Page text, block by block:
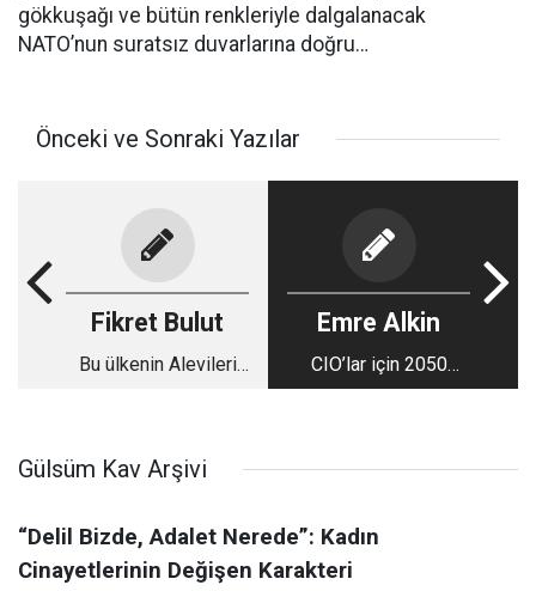
gökkuşağı ve bütün renkleriyle dalgalanacak
NATO’nun suratsız duvarlarına doğru…
Önceki ve Sonraki Yazılar
Fikret Bulut
Bu ülkenin Alevileri
Emre Alkin
CIO’lar için 2050
mesajı: Yapay zekâ
Gülsüm Kav Arşivi
“Delil Bizde, Adalet Nerede”: Kadın
Cinayetlerinin Değişen Karakteri